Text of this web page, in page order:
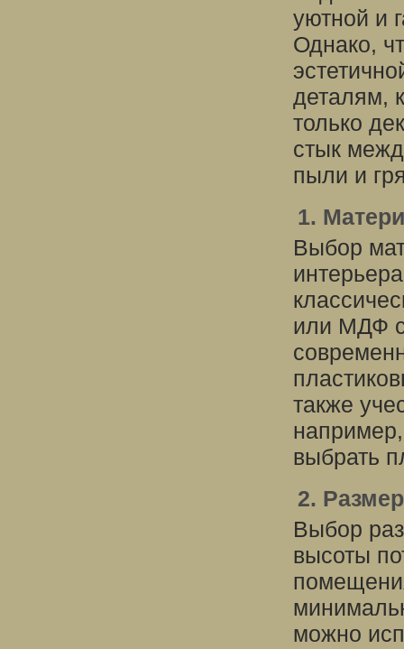
уютной и
Однако,
деталям,
только
стык
пыли и
1.
Выбор
или МДФ
также
выбрать
2.
Выбор
высоты
можно